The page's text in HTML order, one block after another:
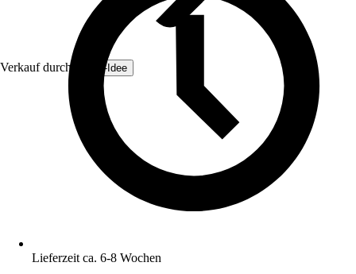
Verkauf durch: Zaun-Idee
Lieferzeit ca. 6-8 Wochen